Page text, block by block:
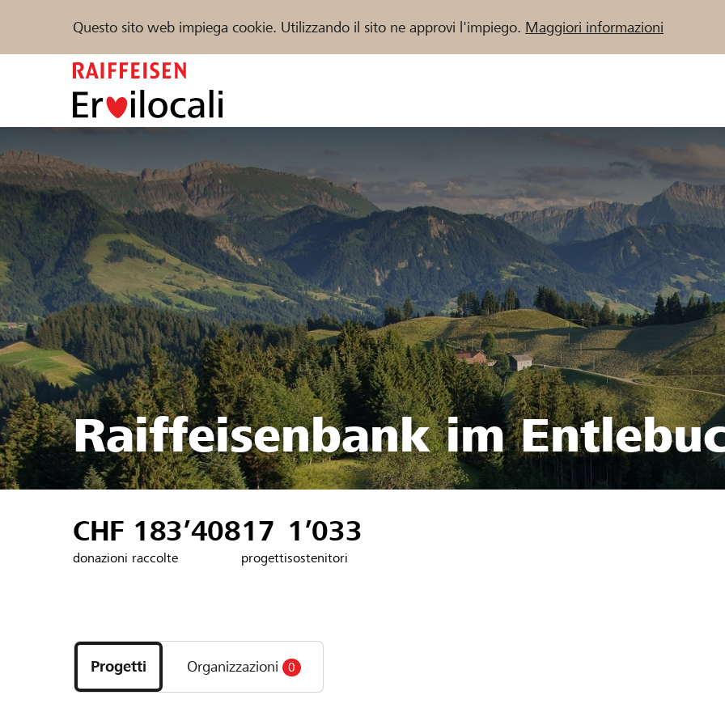
Questo sito web impiega cookie. Utilizzando il sito ne approvi l'impiego. Maggiori informazioni
Sostenere Aiuto & supporto
Trova progetti e organizzazioni
DE FR IT
Raiffeisenbank im
CHF 183’408
donazioni raccolte
17
progetti
1’033
sostenitori
i
progetti
e
Progetti Organizzazioni 0